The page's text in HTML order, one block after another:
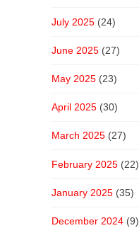
July 2025 (24)
June 2025 (27)
May 2025 (23)
April 2025 (30)
March 2025 (27)
February 2025 (22)
January 2025 (35)
December 2024 (9)